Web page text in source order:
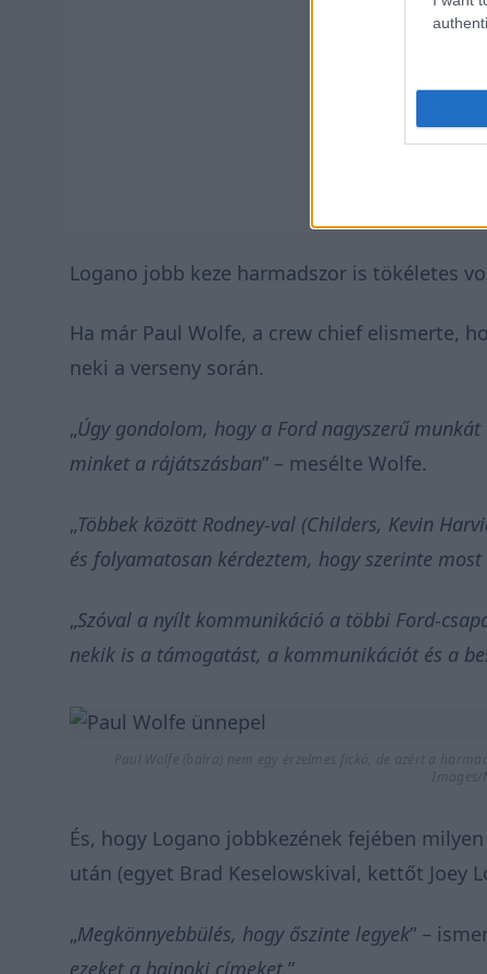
Logano jobb keze harmadszor is tökéletes
Ha már Paul Wolfe, a crew chief elismerte,
neki a verseny során.
„Úgy gondolom, hogy a Ford nagyszerű
minket a rájátszásban” – mesélte Wolfe.
„Többek között Rodney-val (Childers, Kevin
és folyamatosan kérdeztem, hogy szerinte
„Szóval a nyílt kommunikáció a többi Ford-
nekik is a támogatást, a kommunikációt és a
És, hogy Logano jobbkezének fejében
után (egyet Brad Keselowskival, kettőt Joey
„Megkönnyebbülés, hogy őszinte legyek” –
ezeket a bajnoki címeket. ”